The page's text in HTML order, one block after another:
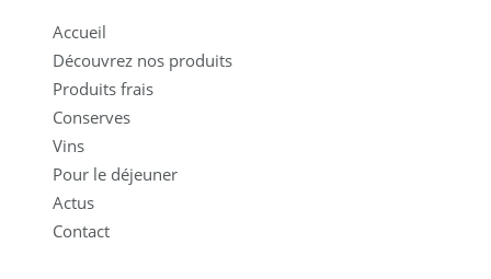
Accueil
Découvrez nos produits
Produits frais
Conserves
Vins
Pour le déjeuner
Actus
Contact